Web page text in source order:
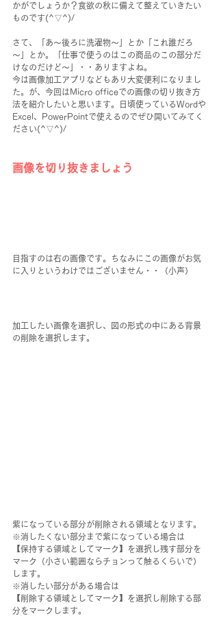
かがでしょうか？食欲の秋に備えて整えていきたい
ものです(^▽^)/
さて、「あ～後ろに洗濯物～」とか「これ誰だろ
～」とか。「仕事で使うのはこの商品のこの部分だ
けなのだけど～」・・ありますよね。
今は画像加工アプリなどもあり大変便利になりまし
た。が、今回はMicro officeでの画像の切り抜き方
法を紹介したいと思います。日頃使っているWordや
Excel、PowerPointで使えるのでぜひ開いてみてく
ださい(^▽^)/
画像を切り抜きましょう
目指すのは右の画像です。ちなみにこの画像がお気
に入りというわけではございません・・（小声）
加工したい画像を選択し、図の形式の中にある背景
の削除を選択します。
紫になっている部分が削除される領域となります。
※消したくない部分まで紫になっている場合は
【保持する領域としてマーク】を選択し残す部分を
マーク（小さい範囲ならチョンって触るくらいで）
します。
※消したい部分がある場合は
【削除する領域としてマーク】を選択し削除する部
分をマークします。